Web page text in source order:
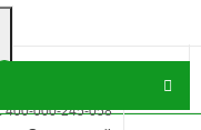
400-000-245-058